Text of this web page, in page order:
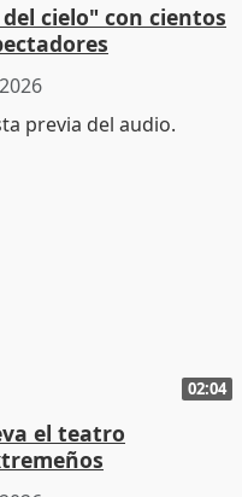
cielo" con cientos
02:04
el teatro